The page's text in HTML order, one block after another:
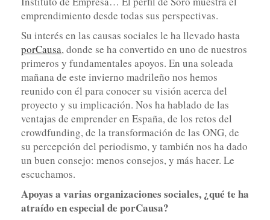
emprendimiento desde todas sus perspectivas.
Su interés en las causas sociales le ha llevado hasta
porCausa, donde se ha convertido en uno de nuestros
primeros y fundamentales apoyos. En una soleada
mañana de este invierno madrileño nos hemos
reunido con él para conocer su visión acerca del
proyecto y su implicación. Nos ha hablado de las
ventajas de emprender en España, de los retos del
crowdfunding, de la transformación de las ONG, de
su percepción del periodismo, y también nos ha dado
un buen consejo: menos consejos, y más hacer. Le
escuchamos.
Apoyas a varias organizaciones sociales, ¿qué te ha
atraído en especial de porCausa?